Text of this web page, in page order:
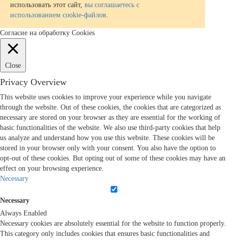
использовать этот сайт, вы соглашаетесь с
использованием cookie-файлов
Согласие на обработку Cookies
Close
Privacy Overview
This website uses cookies to improve your experience while you navigate
through the website. Out of these cookies, the cookies that are categorized as
necessary are stored on your browser as they are essential for the working of
basic functionalities of the website. We also use third-party cookies that help
us analyze and understand how you use this website. These cookies will be
stored in your browser only with your consent. You also have the option to
opt-out of these cookies. But opting out of some of these cookies may have an
effect on your browsing experience.
Necessary
Necessary
Always Enabled
Necessary cookies are absolutely essential for the website to function properly.
This category only includes cookies that ensures basic functionalities and